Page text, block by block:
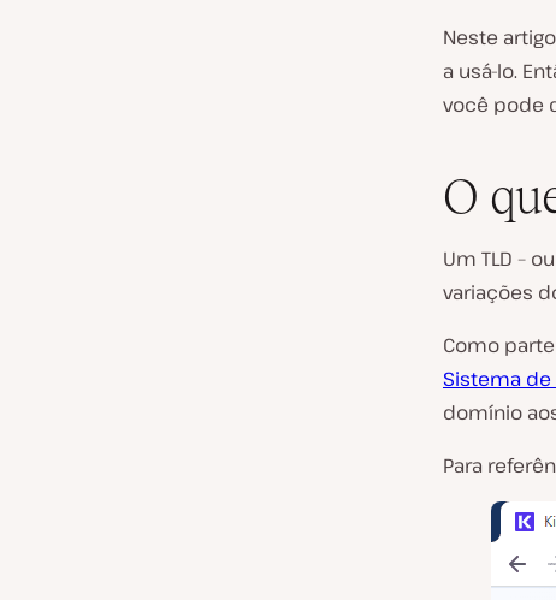
Neste
a usá-lo.
você pode
O
Um TLD – ou
variações
Como
Sistema de
domínio
Para